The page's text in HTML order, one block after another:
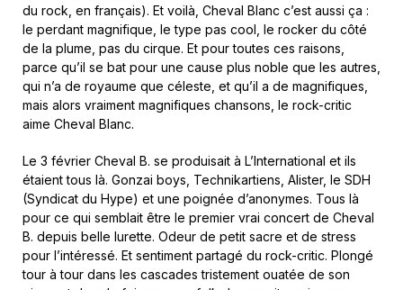
du rock, en français). Et voilà, Cheval Blanc c’est aussi ça :
le perdant magnifique, le type pas cool, le rocker du côté
de la plume, pas du cirque. Et pour toutes ces raisons,
parce qu’il se bat pour une cause plus noble que les autres,
qui n’a de royaume que céleste, et qu’il a de magnifiques,
mais alors vraiment magnifiques chansons, le rock-critic
aime Cheval Blanc.
Le 3 février Cheval B. se produisait à L’International et ils
étaient tous là. Gonzai boys, Technikartiens, Alister, le SDH
(Syndicat du Hype) et une poignée d’anonymes. Tous là
pour ce qui semblait être le premier vrai concert de Cheval
B. depuis belle lurette. Odeur de petit sacre et de stress
pour l’intéressé. Et sentiment partagé du rock-critic. Plongé
tour à tour dans les cascades tristement ouatée de son